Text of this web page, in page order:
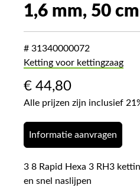
1,6 mm, 50 cm
# 31340000072
Ketting voor kettingzaag
€ 44,80
Alle prijzen zijn inclusief
Informatie aanvragen
3 8 Rapid Hexa 3 RH3
en snel naslijpen